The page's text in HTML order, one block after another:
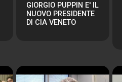
GIORGIO PUPPIN E' IL
NUOVO PRESIDENTE
DI CIA VENETO